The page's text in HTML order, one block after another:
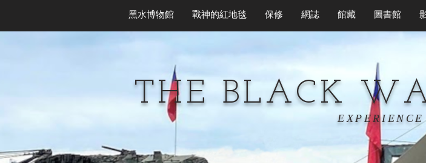
黑水博物館 戰神的紅地毯 保修 網誌 館藏 圖書館
THE BLACK